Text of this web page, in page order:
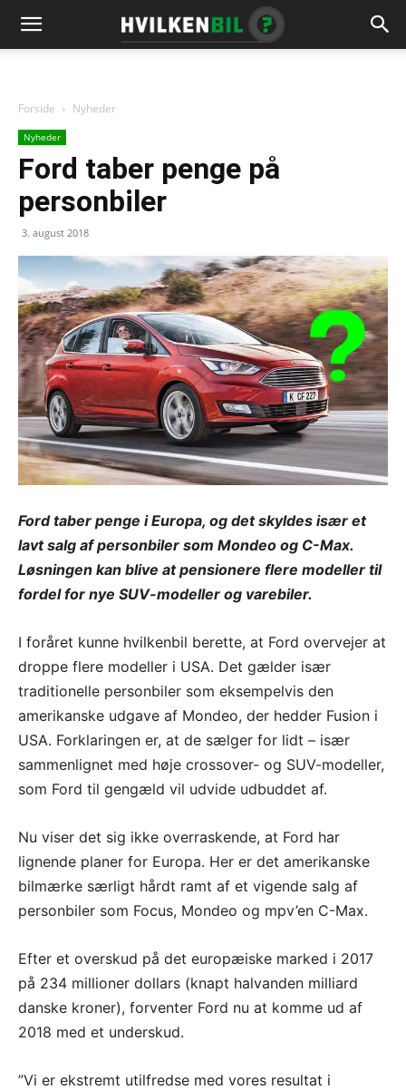
Forside Nyheder
Nyheder
Ford taber penge på
personbiler
3. august 2018
Ford taber penge i Europa, og det skyldes især et
lavt salg af personbiler som Mondeo og C-Max.
Løsningen kan blive at pensionere flere modeller til
fordel for nye SUV-modeller og varebiler.
I foråret kunne hvilkenbil berette, at Ford overvejer at
droppe flere modeller i USA. Det gælder især
traditionelle personbiler som eksempelvis den
amerikanske udgave af Mondeo, der hedder Fusion i
USA. Forklaringen er, at de sælger for lidt – især
sammenlignet med høje crossover- og SUV-modeller,
som Ford til gengæld vil udvide udbuddet af.
Nu viser det sig ikke overraskende, at Ford har
lignende planer for Europa. Her er det amerikanske
bilmærke særligt hårdt ramt af et vigende salg af
personbiler som Focus, Mondeo og mpv’en C-Max.
Efter et overskud på det europæiske marked i 2017
på 234 millioner dollars (knapt halvanden milliard
danske kroner), forventer Ford nu at komme ud af
2018 med et underskud.
”Vi er ekstremt utilfredse med vores resultat i